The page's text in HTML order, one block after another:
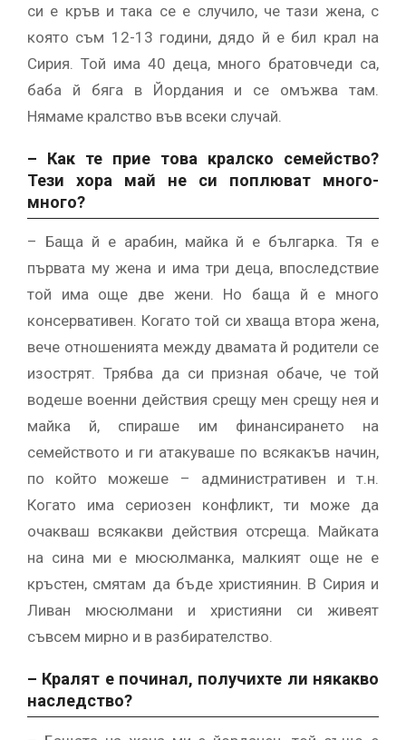
си е кръв и така се е случило, че тази жена, с
която съм 12-13 години, дядо й е бил крал на
Сирия. Той има 40 деца, много братовчеди са,
баба й бяга в Йордания и се омъжва там.
Нямаме кралство във всеки случай.
– Как те прие това кралско семейство?
Тези хора май не си поплюват много-
много?
– Баща й е арабин, майка й е българка. Тя е
първата му жена и има три деца, впоследствие
той има още две жени. Но баща й е много
консервативен. Когато той си хваща втора жена,
вече отношенията между двамата й родители се
изострят. Трябва да си призная обаче, че той
водеше военни действия срещу мен срещу нея и
майка й, спираше им финансирането на
семейството и ги атакуваше по всякакъв начин,
по който можеше – административен и т.н.
Когато има сериозен конфликт, ти може да
очакваш всякакви действия отсреща. Майката
на сина ми е мюсюлманка, малкият още не е
кръстен, смятам да бъде християнин. В Сирия и
Ливан мюсюлмани и християни си живеят
съвсем мирно и в разбирателство.
– Кралят е починал, получихте ли някакво
наследство?